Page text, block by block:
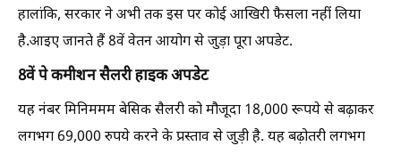
हालांकि, सरकार ने अभी तक इस पर कोई आखिरी फैसला नहीं लिया
है.आइए जानते हैं 8वें वेतन आयोग से जुड़ा पूरा अपडेट.
8वें पे कमीशन सैलरी हाइक अपडेट
यह नंबर मिनिममम बेसिक सैलरी को मौजूदा 18,000 रूपये से बढ़ाकर
लगभग 69,000 रुपये करने के प्रस्ताव से जुड़ी है. यह बढ़ोतरी लगभग